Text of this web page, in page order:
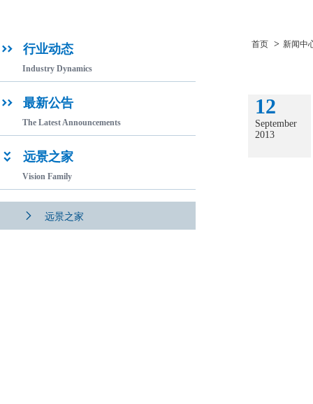
 行业动态
Industry Dynamics
 最新公告
The Latest Announcements
 远景之家
Vision Family
 远景之家
首页 > 新闻中
12
September
2013